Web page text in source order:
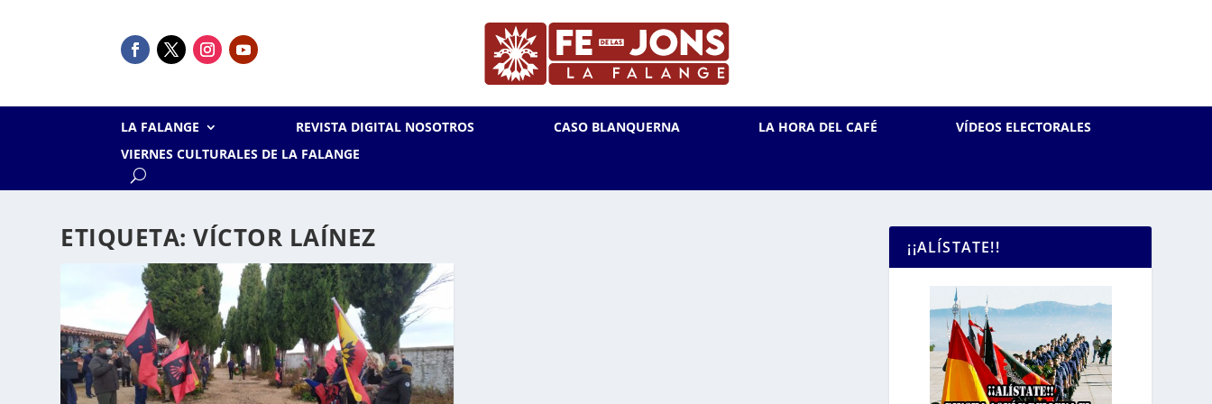
LA FALANGE REVISTA DIGITAL NOSOTROS CASO BLANQUERNA LA HORA DEL CAFÉ
VÍDEOS ELECTORALES
VIERNES CULTURALES DE LA FALANGE
ETIQUETA:VÍCTOR LAÍNEZ ¡¡ALÍSTATE!!